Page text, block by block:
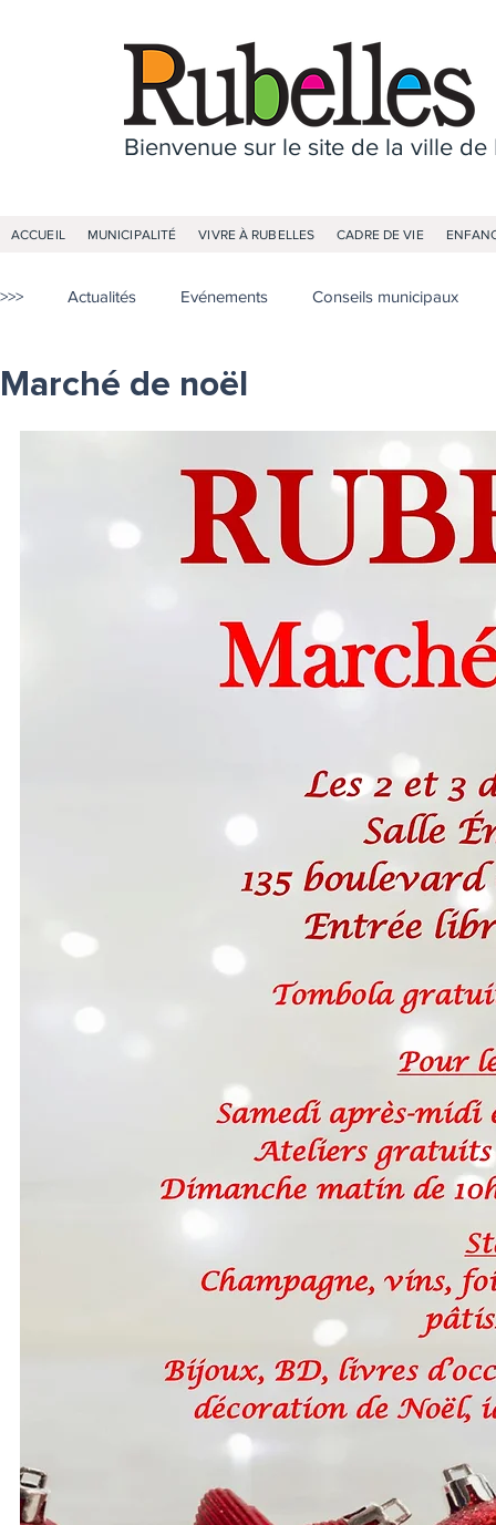
Bienvenue sur le site de la ville de
ACCUEIL MUNICIPALITÉ VIVRE À RUBELLES CADRE DE VIE
>>> Actualités Evénements Conseils municipaux
Marché de noël